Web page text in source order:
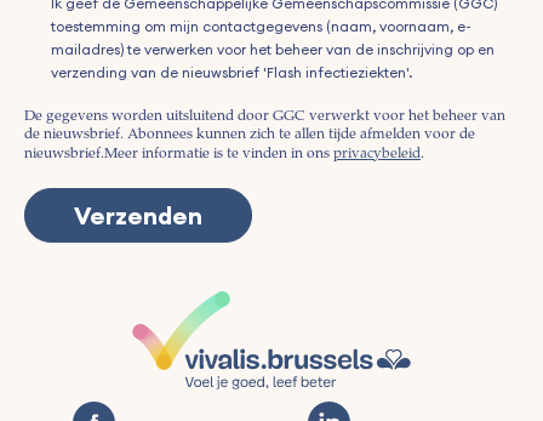
toestemming om mijn contactgegevens (naam, voornaam, e-
mailadres) te verwerken voor het beheer van de inschrijving op en
verzending van de nieuwsbrief 'Flash infectieziekten'.
De gegevens worden uitsluitend door GGC verwerkt voor het beheer van
de nieuwsbrief. Abonnees kunnen zich te allen tijde afmelden voor de
nieuwsbrief.Meer informatie is te vinden in ons privacybeleid.